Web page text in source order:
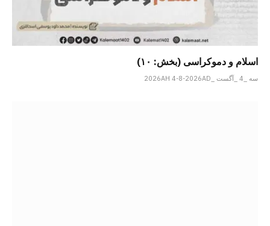
اسلام و دموکراسی (بخش: ۱۰)
سه _4 _آگست _2026AH 4-8-2026AD